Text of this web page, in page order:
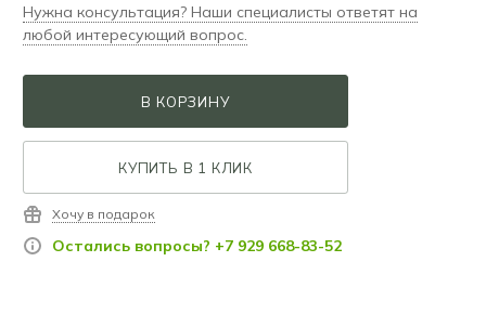
Нужна консультация? Наши специалисты ответят на
любой интересующий вопрос.
В КОРЗИНУ
КУПИТЬ В 1 КЛИК
Хочу в подарок
Остались вопросы? +7 929 668-83-52